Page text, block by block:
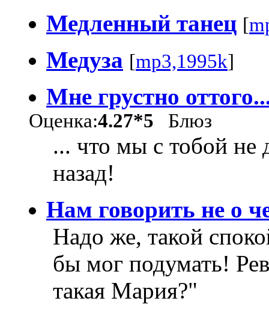
Медленный танец [
Медуза [mp3,1995k]
Мне грустно
Оценка:4.27*5 Блюз
... что мы с тобой не
назад!
Нам говорить не о
Надо же, такой
бы мог подумать!
такая Мария?"